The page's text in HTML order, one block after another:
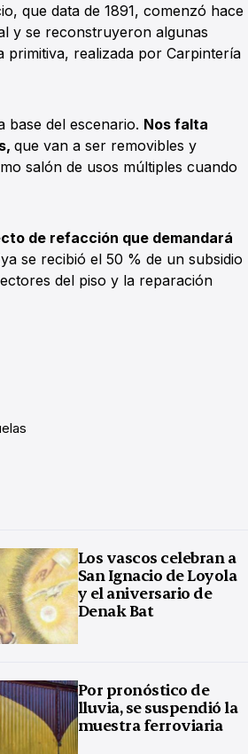
que data de 1891, comenzó hace
y se reconstruyeron algunas
primitiva, realizada por Carpintería
base del escenario. Nos falta
que van a ser removibles y
salón de usos múltiples cuando
de refacción que demandará
se recibió el 50 % de un subsidio
del piso y la reparación
Los vascos celebran a
San Ignacio de Loyola
y el aniversario de
Denak Bat
Por pronóstico de
lluvia, se suspendió la
muestra ferroviaria